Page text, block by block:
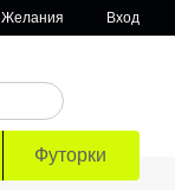
Желания Вход
Футорки